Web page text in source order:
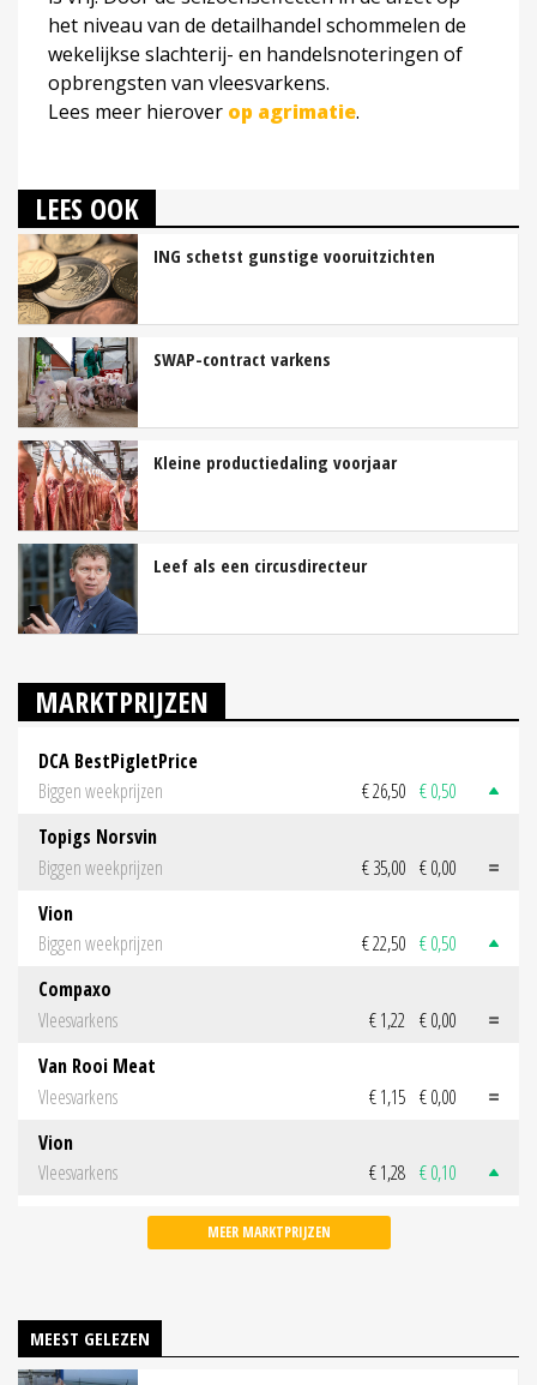
het niveau van de detailhandel schommelen de
wekelijkse slachterij- en handelsnoteringen of
opbrengsten van vleesvarkens.
Lees meer hierover op agrimatie.
LEES OOK
ING schetst gunstige vooruitzichten
SWAP-contract varkens
Kleine productiedaling voorjaar
Leef als een circusdirecteur
MARKTPRIJZEN
DCA BestPigletPrice
Biggen weekprijzen
€ 26,50 € 0,50
Topigs Norsvin
Biggen weekprijzen
€ 35,00 € 0,00
Vion
Biggen weekprijzen
€ 22,50 € 0,50
Compaxo
Vleesvarkens
€ 1,22 € 0,00
Van Rooi Meat
Vleesvarkens
€ 1,15 € 0,00
Vion
Vleesvarkens
€ 1,28 € 0,10
MEER MARKTPRIJZEN
MEEST GELEZEN